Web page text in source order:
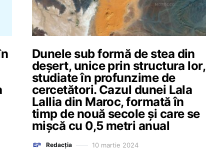
Dunele sub formă de stea din
deșert, unice prin structura lor,
studiate în profunzime de
cercetători. Cazul dunei Lala
Lallia din Maroc, formată în
timp de nouă secole și care se
mișcă cu 0,5 metri anual
Redacția 10 martie 2024